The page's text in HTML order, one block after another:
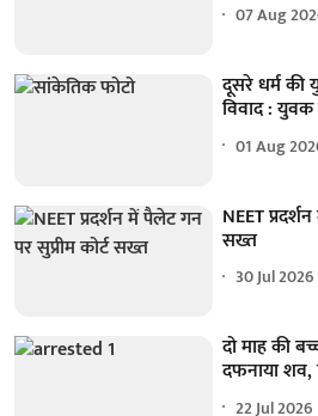
07 Aug
दूसरे धर्म की
विवाद :
01 Aug
NEET
सख्त
30 Jul 2026
दो माह की
दफनाया शव,
22 Jul 2026